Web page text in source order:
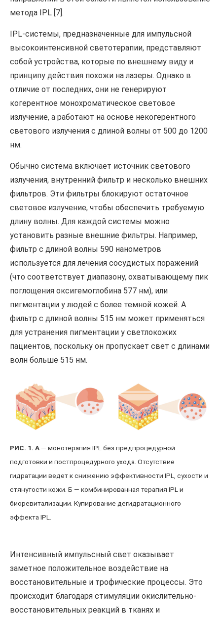
метода IPL [7].
IPL-системы, предназначенные для импульсной
высокоинтенсивной светотерапии, представляют
собой устройства, которые по внешнему виду и
принципу действия похожи на лазеры. Однако в
отличие от последних, они не генерируют
когерентное монохроматическое световое
излучение, а работают на основе некогерентного
светового излучения с длиной волны от 500 до 1200
нм.
Обычно система включает источник светового
излучения, внутренний фильтр и несколько внешних
фильтров. Эти фильтры блокируют остаточное
световое излучение, чтобы обеспечить требуемую
длину волны. Для каждой системы можно
установить разные внешние фильтры. Например,
фильтр с длиной волны 590 нанометров
используется для лечения сосудистых поражений
(что соответствует диапазону, охватывающему пик
поглощения оксигемоглобина 577 нм), или
пигментации у людей с более темной кожей. А
фильтр с длиной волны 515 нм может применяться
для устранения пигментации у светлокожих
пациентов, поскольку он пропускает свет с длинами
волн больше 515 нм.
РИС. 1. А — монотерапия IPL без предпроцедурной
подготовки и постпроцедурного ухода. Отсутствие
гидратации ведет к снижению эффективности IPL, сухости и
стянутости кожи. Б — комбинированная терапия IPL и
биоревитализации. Купирование дегидратационного
эффекта IPL.
Интенсивный импульсный свет оказывает
заметное положительное воздействие на
восстановительные и трофические процессы. Это
происходит благодаря стимуляции окислительно-
восстановительных реакций в тканях и